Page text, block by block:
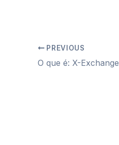
PREVIOUS
O que é: X-